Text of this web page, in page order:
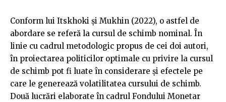
Conform lui Itskhoki și Mukhin (2022), o astfel de
abordare se referă la cursul de schimb nominal. În
linie cu cadrul metodologic propus de cei doi autori,
în proiectarea politicilor optimale cu privire la cursul
de schimb pot fi luate în considerare și efectele pe
care le generează volatilitatea cursului de schimb.
Două lucrări elaborate în cadrul Fondului Monetar